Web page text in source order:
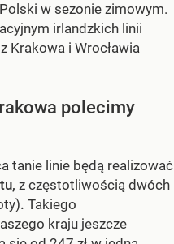
w sezonie zimowym.
irlandzkich linii
Krakowa i Wrocławia
polecimy
tanie linie będą realizować
z częstotliwością dwóch
. Takiego
kraju jeszcze